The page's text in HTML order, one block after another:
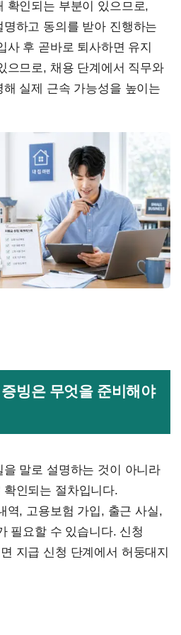
확인되는 부분이 있으므로,
하고 동의를 받아 진행하는
사 후 곧바로 퇴사하면 유지
으므로, 채용 단계에서 직무와
실제 근속 가능성을 높이는
빙은 무엇을 준비해야
말로 설명하는 것이 아니라
인되는 절차입니다.
역, 고용보험 가입, 출근 사실,
필요할 수 있습니다. 신청
지급 신청 단계에서 허둥대지